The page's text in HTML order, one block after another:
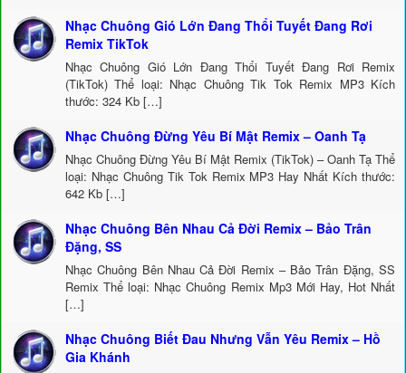
Nhạc Chuông Gió Lớn Đang Thổi Tuyết Đang Rơi
Remix TikTok
Nhạc Chuông Gió Lớn Đang Thổi Tuyết Đang Rơi Remix
(TikTok) Thể loại: Nhạc Chuông Tik Tok Remix MP3 Kích
thước: 324 Kb […]
Nhạc Chuông Đừng Yêu Bí Mật Remix – Oanh Tạ
Nhạc Chuông Đừng Yêu Bí Mật Remix (TikTok) – Oanh Tạ Thể
loại: Nhạc Chuông Tik Tok Remix MP3 Hay Nhất Kích thước:
642 Kb […]
Nhạc Chuông Bên Nhau Cả Đời Remix – Bảo Trân
Đặng, SS
Nhạc Chuông Bên Nhau Cả Đời Remix – Bảo Trân Đặng, SS
Remix Thể loại: Nhạc Chuông Remix Mp3 Mới Hay, Hot Nhất
[…]
Nhạc Chuông Biết Đau Nhưng Vẫn Yêu Remix – Hồ
Gia Khánh